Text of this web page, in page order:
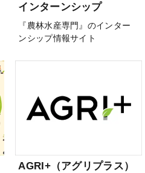
インターンシップ
『農林水産専門』のインター
ンシップ情報サイト
AGRI+（アグリプラス）